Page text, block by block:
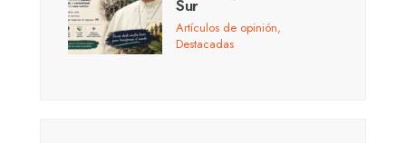
Sur
Artículos de opinión,
Destacadas